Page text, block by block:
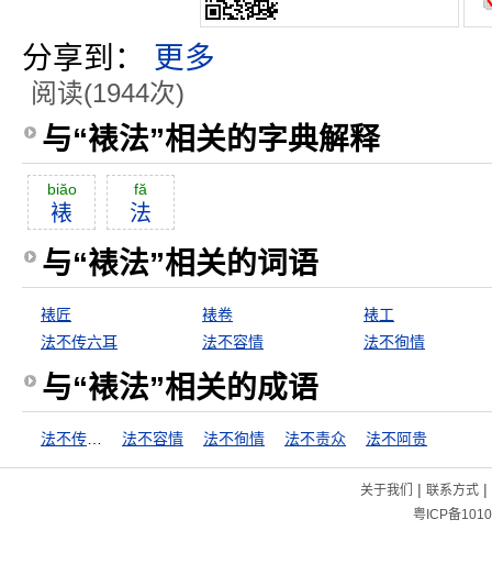
分享到： 更多
阅读(1944次)
与“裱法”相关的字典解释
biăo
裱
fă
法
与“裱法”相关的词语
裱匠 裱卷
裱工
法不传六耳
法不容情 法不徇情
与“裱法”相关的成语
法不容情 法不徇情 法不责众 法不阿贵
关于我们 | 联系方式|
粤ICP备